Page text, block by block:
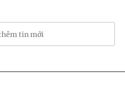
tin mới